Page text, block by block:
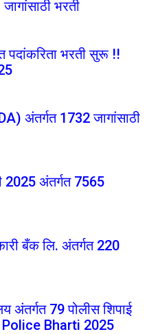
भरती
पदांकरिता भरती सुरू !!
अंतर्गत 1732 जागांसाठी
2025 अंतर्गत 7565
बँक लि. अंतर्गत 220
अंतर्गत 79 पोलीस शिपाई
Police Bharti 2025